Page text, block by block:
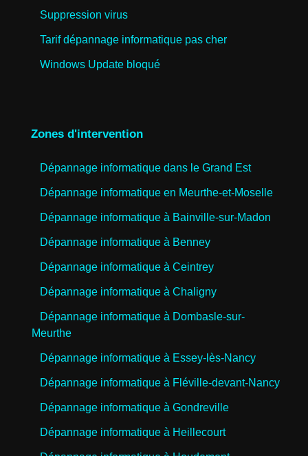
Suppression virus
Tarif dépannage informatique pas cher
Windows Update bloqué
Zones d'intervention
Dépannage informatique dans le Grand Est
Dépannage informatique en Meurthe-et-Moselle
Dépannage informatique à Bainville-sur-Madon
Dépannage informatique à Benney
Dépannage informatique à Ceintrey
Dépannage informatique à Chaligny
Dépannage informatique à Dombasle-sur-
Meurthe
Dépannage informatique à Essey-lès-Nancy
Dépannage informatique à Fléville-devant-Nancy
Dépannage informatique à Gondreville
Dépannage informatique à Heillecourt